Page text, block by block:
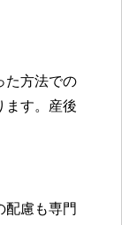
た方法での
ます。産後
配慮も専門